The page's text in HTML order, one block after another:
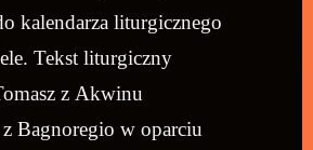
kalendarza liturgicznego
Tekst liturgiczny
z Akwinu
Bagnoregio w oparciu